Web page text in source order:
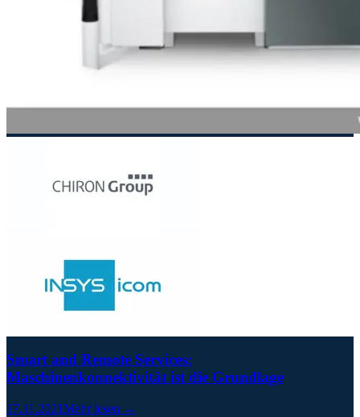
Smart and Remote Services:
Maschinenkonnektivität ist die Grundlage
17.11.2021Mehr lesen →